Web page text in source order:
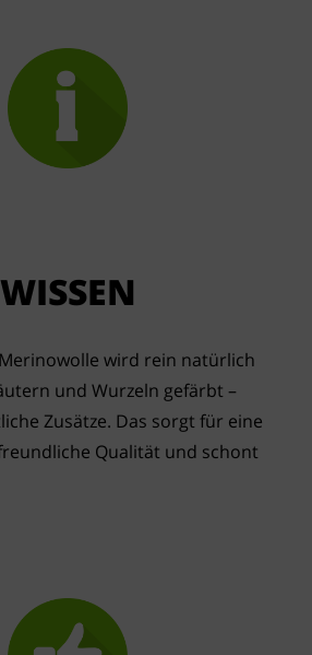
wird rein natürlich
und Wurzeln gefärbt –
Zusätze. Das sorgt für eine
Qualität und schont